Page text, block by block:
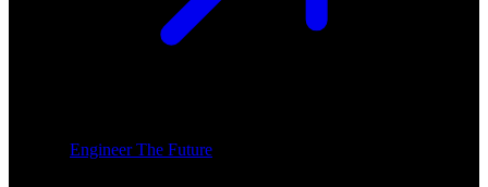
Engineer The Future